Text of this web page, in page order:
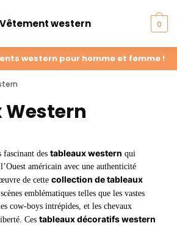
0
western pour homme et femme !
fascinant des tableaux western qui
américain avec une authenticité
de cette collection de tableaux
emblématiques telles que les vastes
cow-boys intrépides, et les chevaux
Ces tableaux décoratifs western